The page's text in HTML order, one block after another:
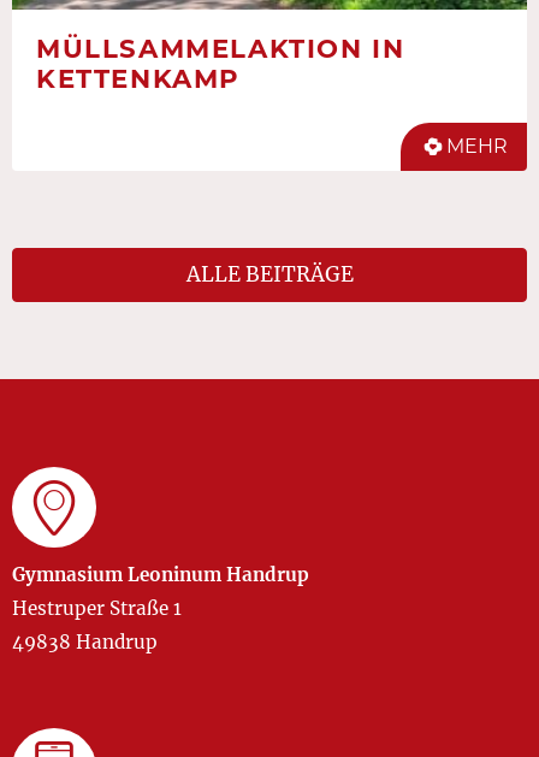
MÜLLSAMMELAKTION IN
KETTENKAMP
MEHR
ALLE BEITRÄGE
Gymnasium Leoninum Handrup
Hestruper Straße 1
49838 Handrup